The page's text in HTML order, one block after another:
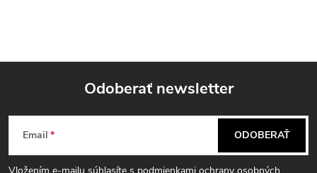
Z
á
Odoberať newsletter
Email ODOBERAŤ